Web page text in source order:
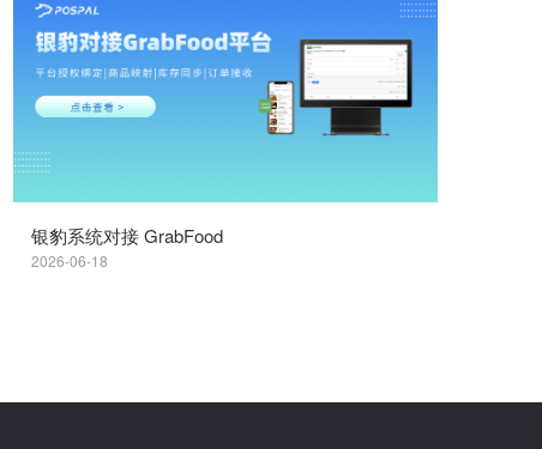
银豹系统对接 GrabFood
2026-06-18